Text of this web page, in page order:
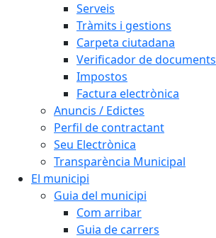
Serveis
Tràmits i gestions
Carpeta ciutadana
Verificador de documents
Impostos
Factura electrònica
Anuncis / Edictes
Perfil de contractant
Seu Electrònica
Transparència Municipal
El municipi
Guia del municipi
Com arribar
Guia de carrers